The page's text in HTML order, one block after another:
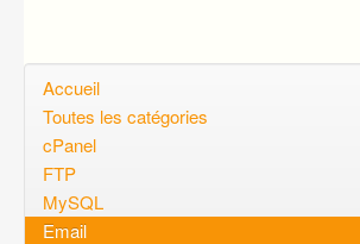
Questions ouvertes
Voulez-vous vous inscrire?
Connexion
Accueil
Toutes les catégories
cPanel
FTP
MySQL
Email